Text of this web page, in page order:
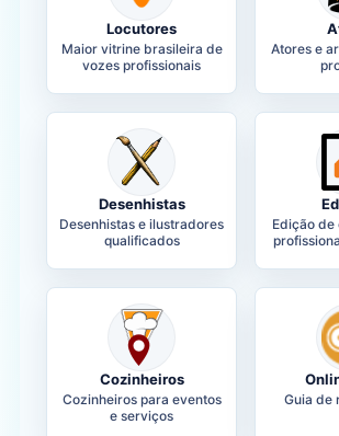
Locutores
Maior vitrine brasileira de
vozes profissionais
Atores e
Desenhistas
Desenhistas e ilustradores
qualificados
Edição de
Cozinheiros
Cozinheiros para eventos
e serviços
Guia de